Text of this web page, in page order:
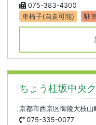
075-383-4300
車椅子(自走可能)
駐
ちょう桂坂中央
京都市西京区御陵大枝
075-335-0077